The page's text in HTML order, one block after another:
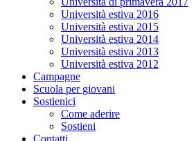
Università estiva 2016
Università estiva 2015
Università estiva 2014
Università estiva 2013
Università estiva 2012
Campagne
Scuola per giovani
Sostienici
Come aderire
Sostieni
Contatti